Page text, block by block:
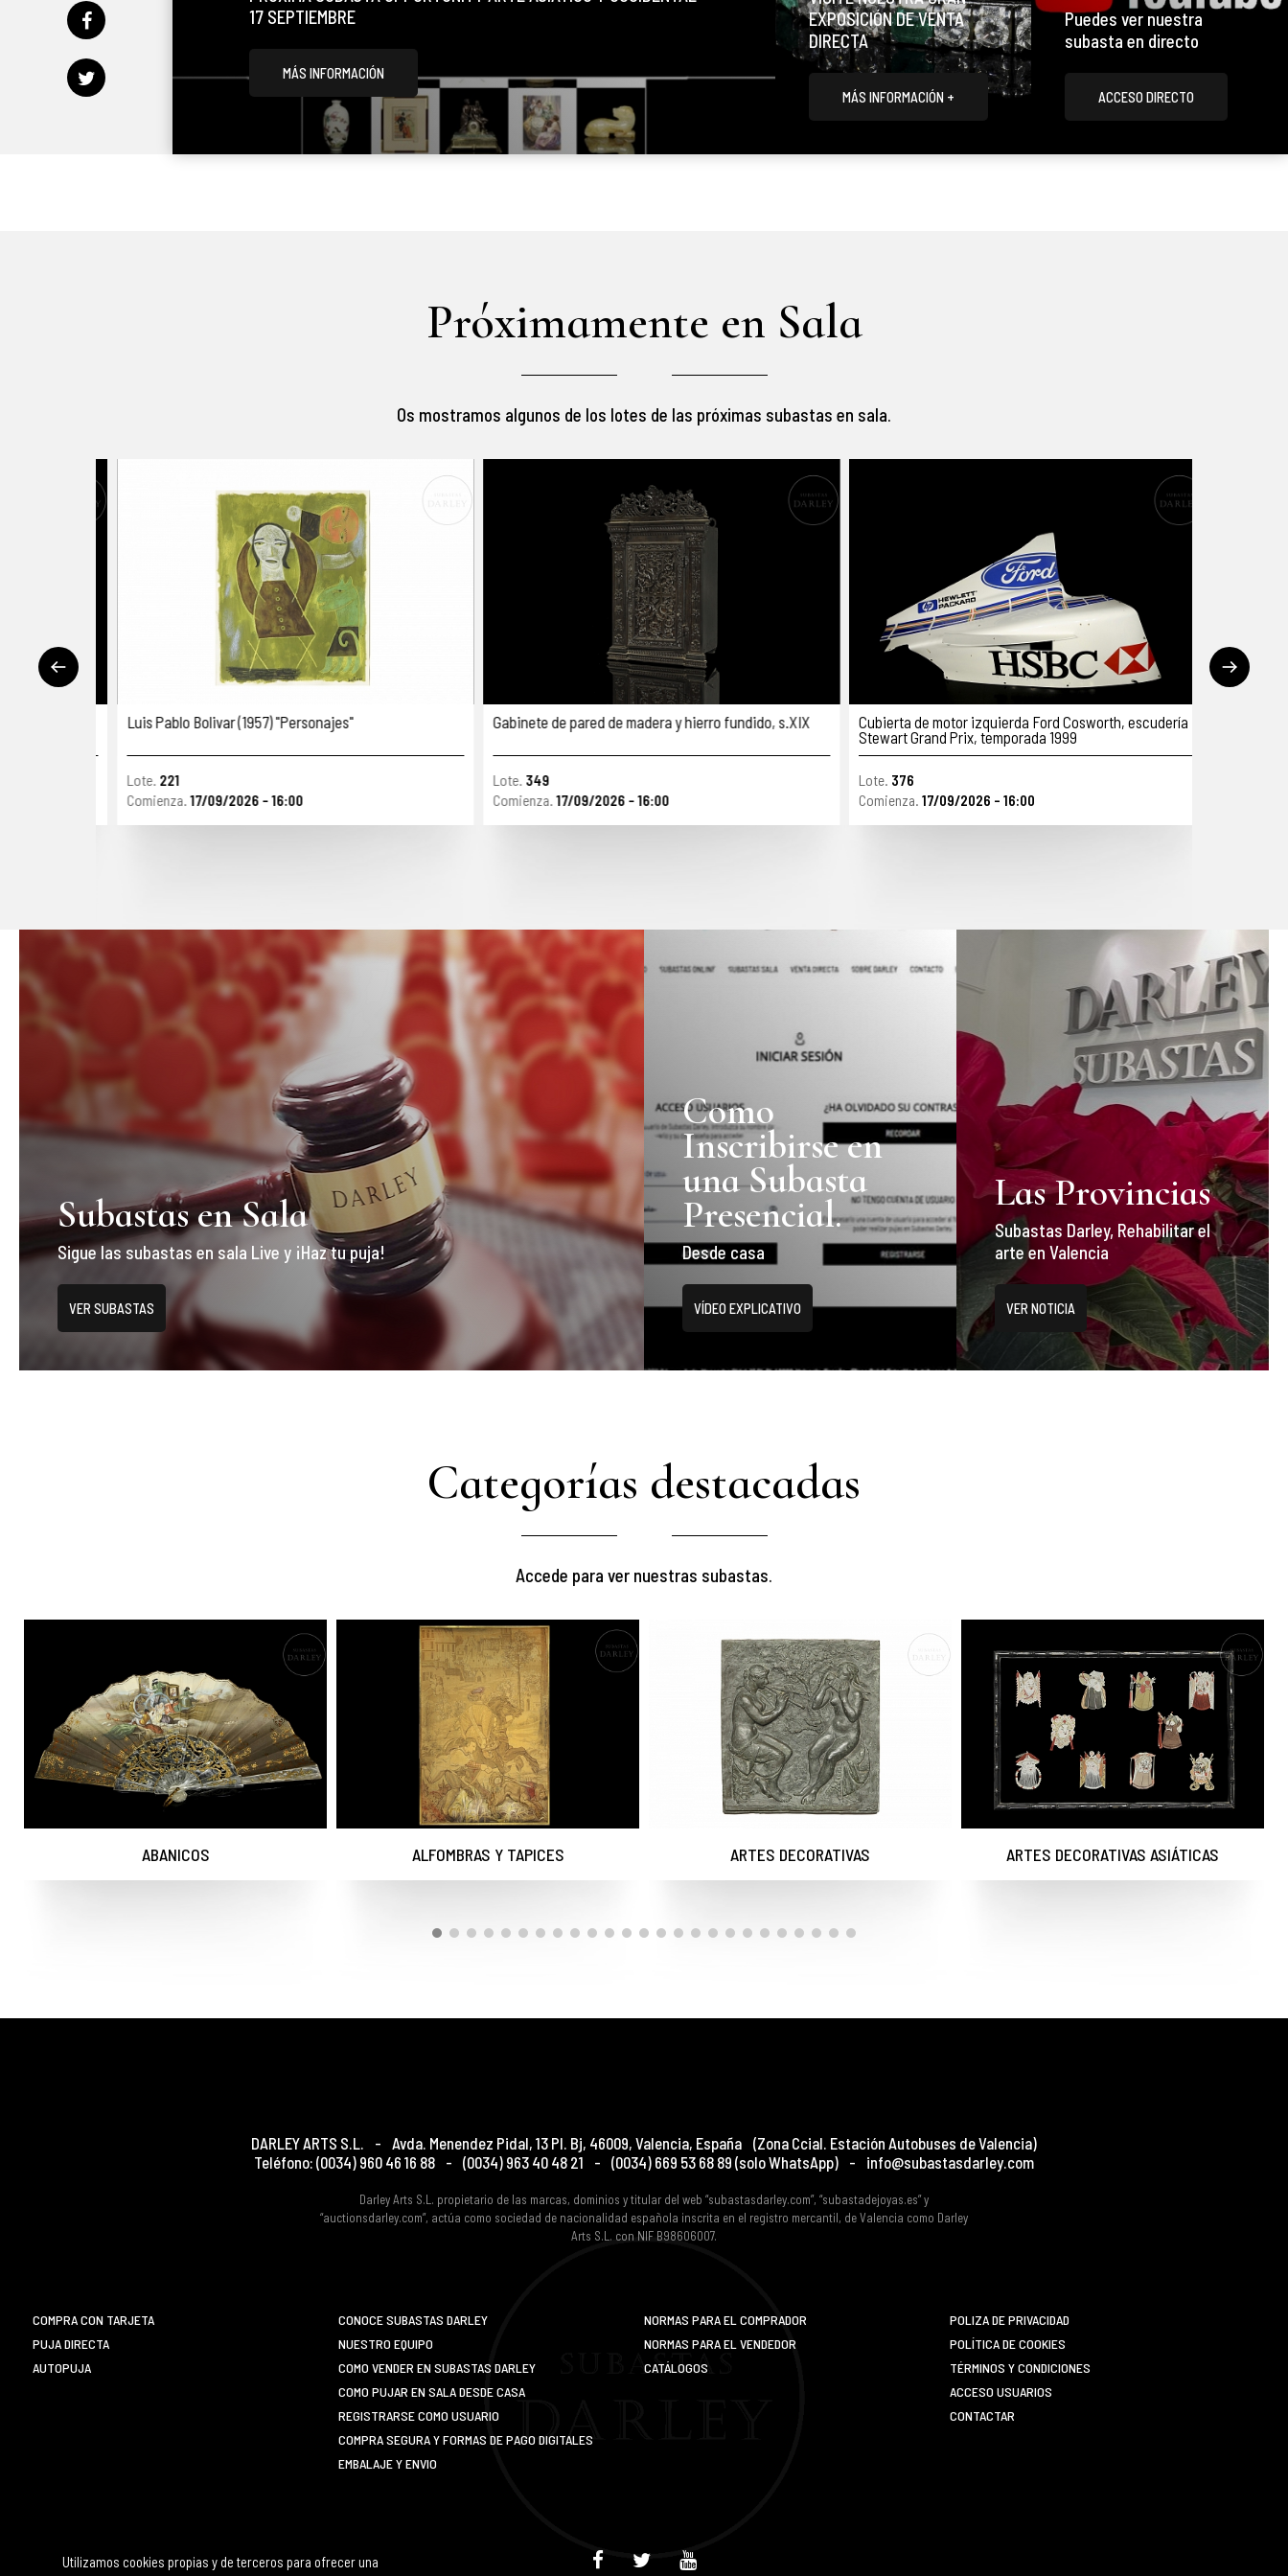
Utilizamos cookies propias y de terceros para ofrecer una
17 SEPTIEMBRE
MÁS INFORMACIÓN
EXPOSICIÓN DE VENTA
DIRECTA
MÁS INFORMACIÓN +
Puedes ver nuestra
subasta en directo
ACCESO DIRECTO
Próximamente en Sala
Os mostramos algunos de los lotes de las próximas subastas en sala.
Luis Pablo Bolivar (1957) "Personajes"
Lote.221
Comienza.17/09/2026 - 16:00
Gabinete de pared de madera y hierro fundido, s.XIX
Lote.349
Comienza.17/09/2026 - 16:00
Cubierta de motor izquierda Ford Cosworth, escudería
Stewart Grand Prix, temporada 1999
Lote.376
Comienza.17/09/2026 - 16:00
Subastas en Sala
Sigue las subastas en sala Live y ¡Haz tu puja!
VER SUBASTAS
Como
Inscribirse en
una Subasta
Presencial.
Desde casa
VÍDEO EXPLICATIVO
Las Provincias
Subastas Darley, Rehabilitar el
arte en Valencia
VER NOTICIA
Categorías destacadas
Accede para ver nuestras subastas.
ABANICOS ALFOMBRAS Y TAPICES ARTES DECORATIVAS ARTES DECORATIVAS ASIÁTICAS
DARLEY ARTS S.L. - Avda. Menendez Pidal, 13 Pl. Bj, 46009, Valencia, España (Zona Ccial. Estación Autobuses de Valencia)
Teléfono: (0034) 960 46 16 88 - (0034) 963 40 48 21 - (0034) 669 53 68 89 (solo WhatsApp) - info@subastasdarley.com
Darley Arts S.L. propietario de las marcas, dominios y titular del web “subastasdarley.com”, “subastadejoyas.es” y
“auctionsdarley.com”, actúa como sociedad de nacionalidad española inscrita en el registro mercantil, de Valencia como Darley
Arts S.L. con NIF B98606007.
COMPRA CON TARJETA
PUJA DIRECTA
AUTOPUJA
CONOCE SUBASTAS DARLEY
NUESTRO EQUIPO
COMO VENDER EN SUBASTAS DARLEY
COMO PUJAR EN SALA DESDE CASA
REGISTRARSE COMO USUARIO
COMPRA SEGURA Y FORMAS DE PAGO DIGITALES
EMBALAJE Y ENVIO
NORMAS PARA EL COMPRADOR
NORMAS PARA EL VENDEDOR
CATÁLOGOS
POLIZA DE PRIVACIDAD
POLÍTICA DE COOKIES
TÉRMINOS Y CONDICIONES
ACCESO USUARIOS
CONTACTAR